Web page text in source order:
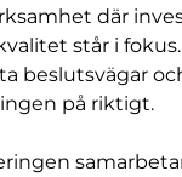
där
står i
beslutsvägar
på riktigt.